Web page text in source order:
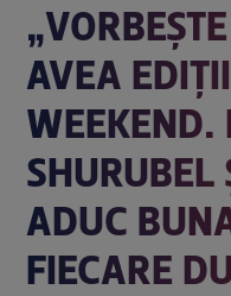
AVEA
WEEKEND.
SHURUBEL
ADUC
FIECARE